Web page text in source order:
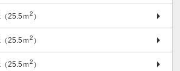
25.5ｍ2 ）
25.5ｍ2 ）
25.5ｍ2 ）